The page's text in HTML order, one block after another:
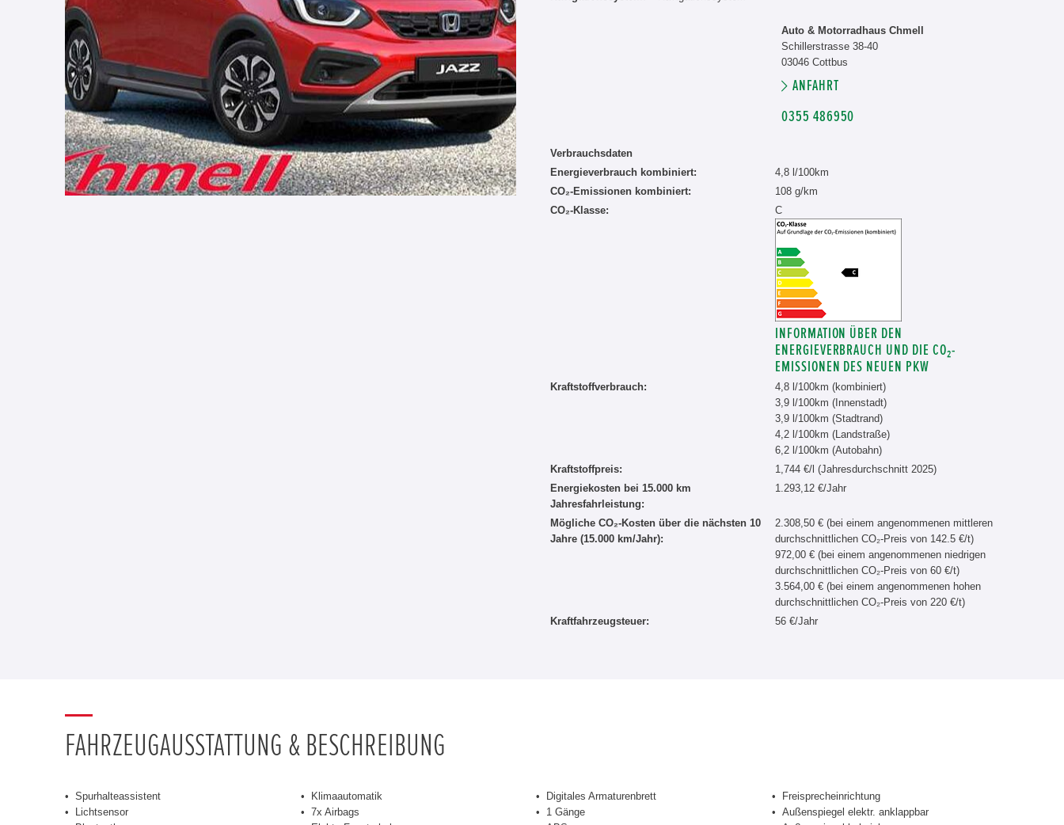
Auto & Motorradhaus Chmell
Schillerstrasse 38-40
03046 Cottbus
ANFAHRT
0355 486950
Verbrauchsdaten
Energieverbrauch kombiniert:
4,8 l/100km
CO₂-Emissionen kombiniert:
108 g/km
CO₂-Klasse:
C
INFORMATION ÜBER DEN
ENERGIEVERBRAUCH UND DIE CO₂-
EMISSIONEN DES NEUEN PKW
Kraftstoffverbrauch:
4,8 l/100km (kombiniert)
3,9 l/100km (Innenstadt)
3,9 l/100km (Stadtrand)
4,2 l/100km (Landstraße)
6,2 l/100km (Autobahn)
Kraftstoffpreis:
1,744 €/l (Jahresdurchschnitt 2025)
Energiekosten bei 15.000 km
Jahresfahrleistung:
1.293,12 €/Jahr
Mögliche CO₂-Kosten über die nächsten 10
Jahre (15.000 km/Jahr):
2.308,50 € (bei einem angenommenen mittleren
durchschnittlichen CO₂-Preis von 142.5 €/t)
972,00 € (bei einem angenommenen niedrigen
durchschnittlichen CO₂-Preis von 60 €/t)
3.564,00 € (bei einem angenommenen hohen
durchschnittlichen CO₂-Preis von 220 €/t)
Kraftfahrzeugsteuer:
56 €/Jahr
FAHRZEUGAUSSTATTUNG & BESCHREIBUNG
Spurhalteassistent
Lichtsensor
Klimaautomatik
7x Airbags
Digitales Armaturenbrett
1 Gänge
Freisprecheinrichtung
Außenspiegel elektr. anklappbar